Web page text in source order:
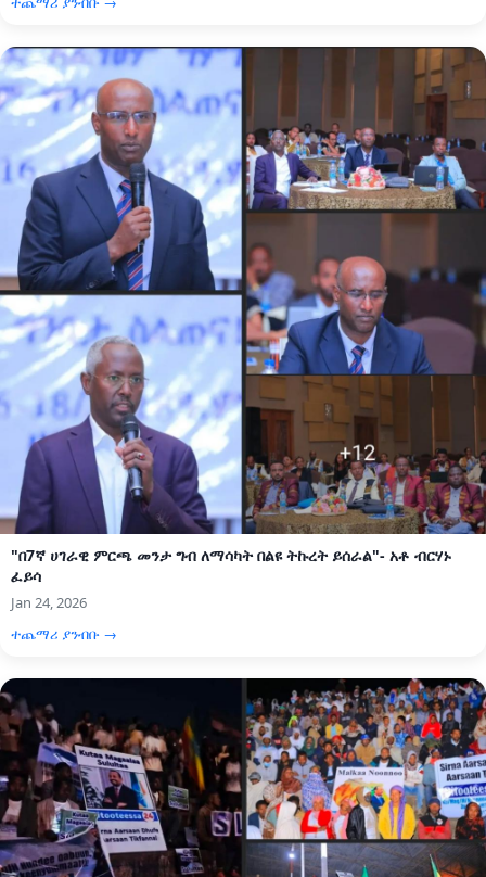
"በ7ኛ ሀገራዊ ምርጫ መንታ ግብ ለማሳካት በልዩ ትኩረት ይሰራል"- አቶ ብርሃኑ
ፈይሳ
Jan 24, 2026
ተጨማሪ ያንብቡ →